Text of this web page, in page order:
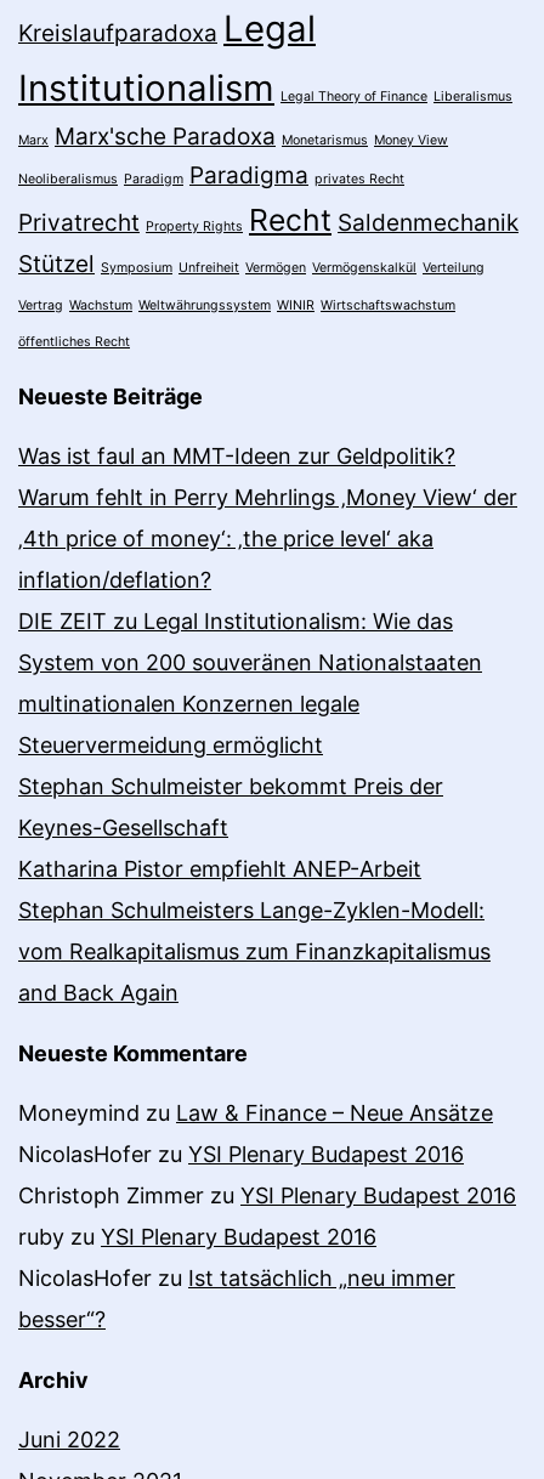
Kreislaufparadoxa Legal
Institutionalism
Legal Theory of Finance Liberalismus
Marx Marx'sche Paradoxa Monetarismus Money View
Neoliberalismus Paradigm Paradigma privates Recht
Privatrecht Property Rights Recht Saldenmechanik
Stützel Symposium Unfreiheit Vermögen Vermögenskalkül Verteilung
Vertrag Wachstum Weltwährungssystem WINIR Wirtschaftswachstum
öffentliches Recht
Neueste Beiträge
Was ist faul an MMT-Ideen zur Geldpolitik?
Warum fehlt in Perry Mehrlings ‚Money View‘ der
‚4th price of money‘: ‚the price level‘ aka
inflation/deflation?
DIE ZEIT zu Legal Institutionalism: Wie das
System von 200 souveränen Nationalstaaten
multinationalen Konzernen legale
Steuervermeidung ermöglicht
Stephan Schulmeister bekommt Preis der
Keynes-Gesellschaft
Katharina Pistor empfiehlt ANEP-Arbeit
Stephan Schulmeisters Lange-Zyklen-Modell:
vom Realkapitalismus zum Finanzkapitalismus
and Back Again
Neueste Kommentare
Moneymind zu Law & Finance – Neue Ansätze
NicolasHofer zu YSI Plenary Budapest 2016
Christoph Zimmer zu YSI Plenary Budapest 2016
ruby zu YSI Plenary Budapest 2016
NicolasHofer zu Ist tatsächlich „neu immer
besser“?
Archiv
Juni 2022